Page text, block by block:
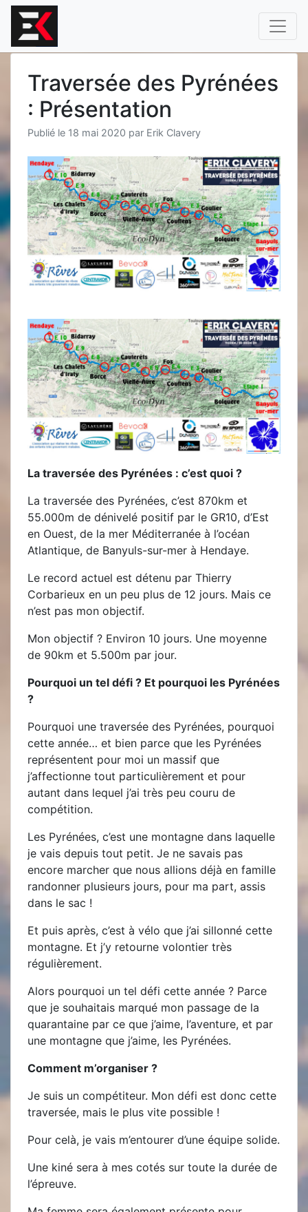
Aller
contenu
Traversée des Pyrénées
: Présentation
Publié le 18 mai 2020 par Erik Clavery
La traversée des Pyrénées : c’est quoi ?
La traversée des Pyrénées, c’est 870km et
55.000m de dénivelé positif par le GR10, d’Est
en Ouest, de la mer Méditerranée à l’océan
Atlantique, de Banyuls-sur-mer à Hendaye.
Le record actuel est détenu par Thierry
Corbarieux en un peu plus de 12 jours. Mais ce
n’est pas mon objectif.
Mon objectif ? Environ 10 jours. Une moyenne
de 90km et 5.500m par jour.
Pourquoi un tel défi ? Et pourquoi les Pyrénées
?
Pourquoi une traversée des Pyrénées, pourquoi
cette année… et bien parce que les Pyrénées
représentent pour moi un massif que
j’affectionne tout particulièrement et pour
autant dans lequel j’ai très peu couru de
compétition.
Les Pyrénées, c’est une montagne dans laquelle
je vais depuis tout petit. Je ne savais pas
encore marcher que nous allions déjà en famille
randonner plusieurs jours, pour ma part, assis
dans le sac !
Et puis après, c’est à vélo que j’ai sillonné cette
montagne. Et j’y retourne volontier très
régulièrement.
Alors pourquoi un tel défi cette année ? Parce
que je souhaitais marqué mon passage de la
quarantaine par ce que j’aime, l’aventure, et par
une montagne que j’aime, les Pyrénées.
Comment m’organiser ?
Je suis un compétiteur. Mon défi est donc cette
traversée, mais le plus vite possible !
Pour celà, je vais m’entourer d’une équipe solide.
Une kiné sera à mes cotés sur toute la durée de
l’épreuve.